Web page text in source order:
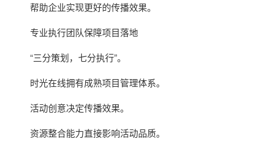
帮助企业实现更好的传播效果。
专业执行团队保障项目落地
“三分策划，七分执行”。
时光在线拥有成熟项目管理体系。
活动创意决定传播效果。
资源整合能力直接影响活动品质。